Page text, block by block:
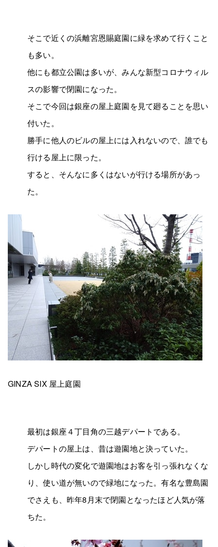
そこで近くの浜離宮恩賜庭園に緑を求めて行くこと
も多い。
他にも都立公園は多いが、みんな新型コロナウィル
スの影響で閉園になった。
そこで今回は銀座の屋上庭園を見て廻ることを思い
付いた。
勝手に他人のビルの屋上には入れないので、誰でも
行ける屋上に限った。
すると、そんなに多くはないが行ける場所があっ
た。
GINZA SIX 屋上庭園
最初は銀座４丁目角の三越デパートである。
デパートの屋上は、昔は遊園地と決っていた。
しかし時代の変化で遊園地はお客を引っ張れなくな
り、使い道が無いので緑地になった。有名な豊島園
でさえも、昨年8月末で閉園となったほど人気が落
ちた。